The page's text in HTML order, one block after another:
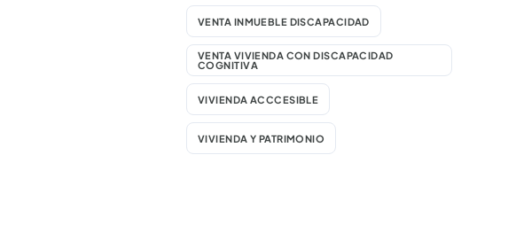
VENTA INMUEBLE DISCAPACIDAD
VENTA VIVIENDA CON DISCAPACIDAD
COGNITIVA
VIVIENDA ACCCESIBLE
VIVIENDA Y PATRIMONIO